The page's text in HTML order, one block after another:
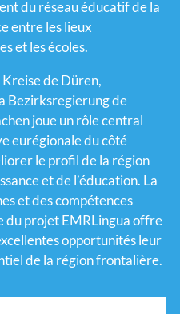
du réseau éducatif de la
entre les lieux
et les écoles.
de Düren,
Bezirksregierung de
joue un rôle central
eurégionale du côté
le profil de la région
et de l’éducation. La
et des compétences
du projet EMRLingua offre
opportunités leur
de la région frontalière.